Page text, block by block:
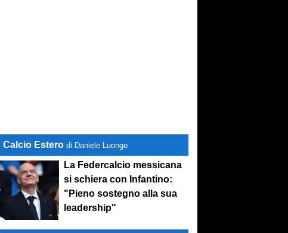
Calcio Estero di Daniele Luongo
La Federcalcio messicana
si schiera con Infantino:
"Pieno sostegno alla sua
leadership"